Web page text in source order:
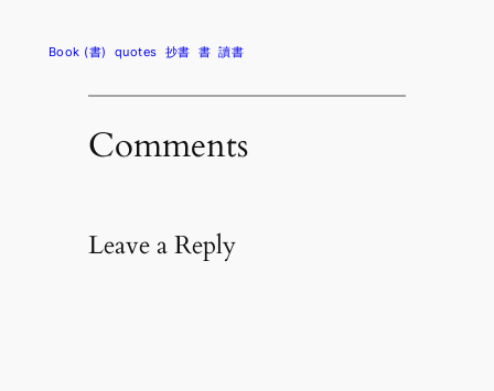
Book (書) quotes 抄書 書 讀書
Comments
Leave a Reply